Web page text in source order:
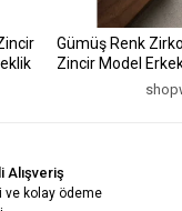
Gümüş Renk
Zincir Model
Alışveriş
ve kolay ödeme